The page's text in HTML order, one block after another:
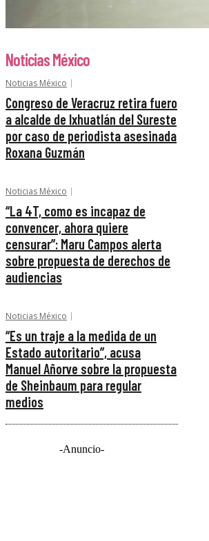
Noticias México
Noticias México
Congreso de Veracruz retira fuero
a alcalde de Ixhuatlán del Sureste
por caso de periodista asesinada
Roxana Guzmán
Noticias México
“La 4T, como es incapaz de
convencer, ahora quiere
censurar”: Maru Campos alerta
sobre propuesta de derechos de
audiencias
Noticias México
“Es un traje a la medida de un
Estado autoritario”, acusa
Manuel Añorve sobre la propuesta
de Sheinbaum para regular
medios
-Anuncio-